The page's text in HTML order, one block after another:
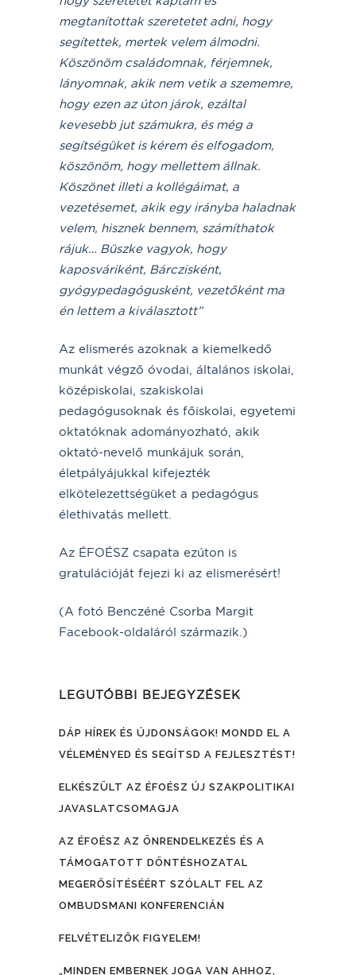
megtanítottak szeretetet adni, hogy
segítettek, mertek velem álmodni.
Köszönöm családomnak, férjemnek,
lányomnak, akik nem vetik a szememre,
hogy ezen az úton járok, ezáltal
kevesebb jut számukra, és még a
segítségüket is kérem és elfogadom,
köszönöm, hogy mellettem állnak.
Köszönet illeti a kollégáimat, a
vezetésemet, akik egy irányba haladnak
velem, hisznek bennem, számíthatok
rájuk… Büszke vagyok, hogy
kaposváriként, Bárczisként,
gyógypedagógusként, vezetőként ma
én lettem a kiválasztott”
Az elismerés azoknak a kiemelkedő
munkát végző óvodai, általános iskolai,
középiskolai, szakiskolai
pedagógusoknak és főiskolai, egyetemi
oktatóknak adományozható, akik
oktató-nevelő munkájuk során,
életpályájukkal kifejezték
elkötelezettségüket a pedagógus
élethivatás mellett.
Az ÉFOÉSZ csapata ezúton is
gratulációját fejezi ki az elismerésért!
(A fotó Benczéné Csorba Margit
Facebook-oldaláról származik.)
LEGUTÓBBI BEJEGYZÉSEK
DÁP HÍREK ÉS ÚJDONSÁGOK! MONDD EL A
VÉLEMÉNYED ÉS SEGÍTSD A FEJLESZTÉST!
ELKÉSZÜLT AZ ÉFOÉSZ ÚJ SZAKPOLITIKAI
JAVASLATCSOMAGJA
AZ ÉFOÉSZ AZ ÖNRENDELKEZÉS ÉS A
TÁMOGATOTT DÖNTÉSHOZATAL
MEGERŐSÍTÉSÉÉRT SZÓLALT FEL AZ
OMBUDSMANI KONFERENCIÁN
FELVÉTELIZŐK FIGYELEM!
„MINDEN EMBERNEK JOGA VAN AHHOZ,